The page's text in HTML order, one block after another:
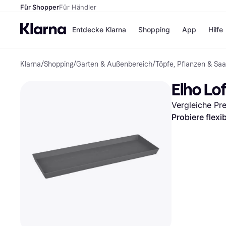
Für ShopperFür Händler
Entdecke Klarna
Zahlungsmethoden
Sofort bezahlen
Bezahle in 3
Teilzahlungen
Bezahle in bis zu 30
Ratenzahlung
Shopping
Shops
eBay
Temu
SHEIN
App Hilfe
Klarna/Shopping/Garten & Außenbereich/Töpfe, Pflanzen &
Elho
Vergleiche
Probiere